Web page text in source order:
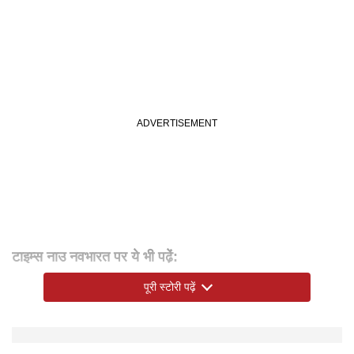
टाइम्स नाउ नवभारत पर ये भी पढे़ं:
पिता से मिली देशसेवा की प्रेरणा, ASI की बेटी बनीं वायुसेना की
पूरी स्टोरी पढ़ें